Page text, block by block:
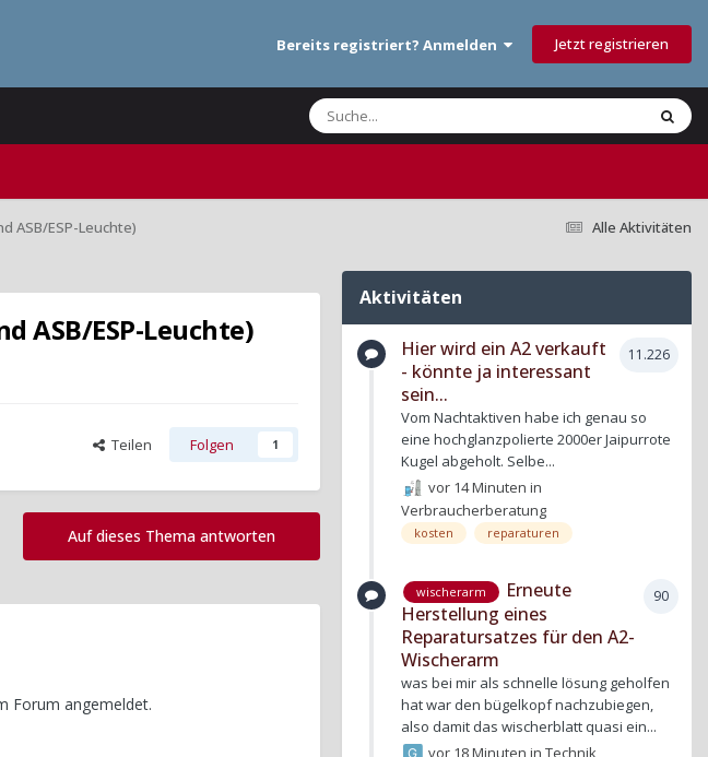
Bereits registriert? Anmelden Jetzt registrieren
Alle Aktivitäten
ASB/ESP-Leuchte)
ASB/ESP-Leuchte)
Teilen Folgen 1
Auf dieses Thema antworten
Forum angemeldet.
Aktivitäten
11.226
Hier wird ein A2 verkauft
- könnte ja interessant
sein...
Vom Nachtaktiven habe ich genau so
eine hochglanzpolierte 2000er Jaipurrote
Kugel abgeholt. Selbe...
vor 14 Minutenin
Verbraucherberatung
kosten reparaturen
90
wischerarm
Erneute
Herstellung eines
Reparatursatzes für den A2-
Wischerarm
was bei mir als schnelle lösung geholfen
hat war den bügelkopf nachzubiegen,
also damit das wischerblatt quasi ein...
vor 18 MinuteninTechnik